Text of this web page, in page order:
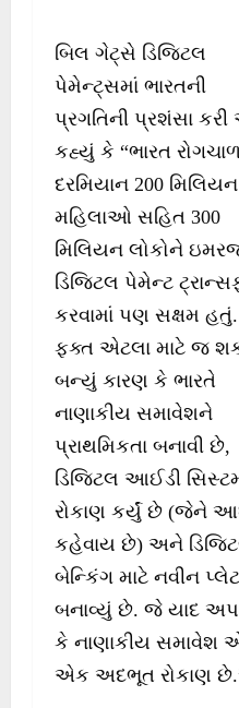
બિલ ગેટ્સે ડિજિટલ
પેમેન્ટ્સમાં ભારતની
પ્રગતિની પ્રશંસા
કહ્યું કે “ભારત
દરમિયાન 200 મિલિયન
મહિલાઓ સહિત 300
મિલિયન લોકોને
ડિજિટલ પેમેન્ટ
કરવામાં પણ સક્ષમ
ફક્ત એટલા માટે જ
બન્યું કારણ કે ભારતે
નાણાકીય સમાવેશને
પ્રાથમિકતા બનાવી છે,
ડિજિટલ આઈડી
રોકાણ કર્યું છે (જેને
કહેવાય છે) અને
બેન્કિંગ માટે નવીન
બનાવ્યું છે. જે યાદ
કે નાણાકીય સમાવેશ
એક અદભૂત રોકાણ